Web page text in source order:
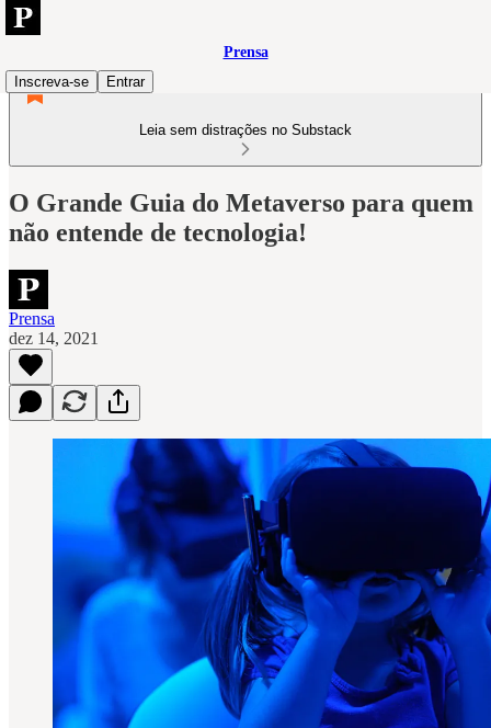
Prensa
Inscreva-se
Entrar
Leia sem distrações no Substack
O Grande Guia do Metaverso para quem
não entende de tecnologia!
Prensa
dez 14, 2021